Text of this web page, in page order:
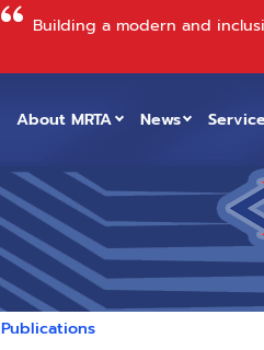
Building a modern and
About MRTA News
Publications